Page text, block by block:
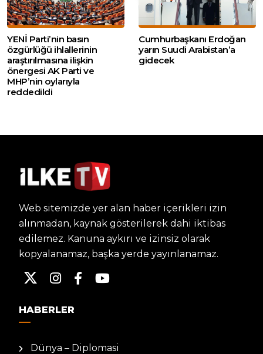
YENİ Parti’nin basın
özgürlüğü ihlallerinin
araştırılmasına ilişkin
önergesi AK Parti ve
MHP’nin oylarıyla
reddedildi
Cumhurbaşkanı Erdoğan
yarın Suudi Arabistan’a
gidecek
Web sitemizde yer alan haber içerikleri izin
alınmadan, kaynak gösterilerek dahi iktibas
edilemez. Kanuna aykırı ve izinsiz olarak
kopyalanamaz, başka yerde yayınlanamaz.
HABERLER
Dünya – Diplomasi